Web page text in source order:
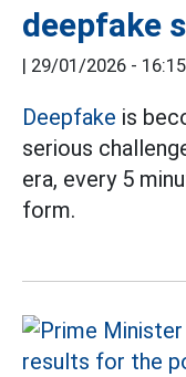
deepfake
| 29/01/2026 - 16:15
Deepfake is
serious
era, every 5
form.